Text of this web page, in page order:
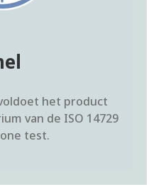
het product
van de ISO 14729
test.